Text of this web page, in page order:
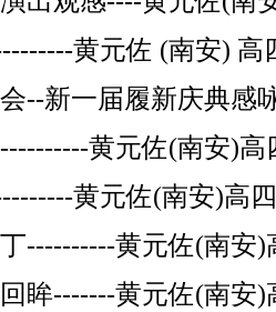
黄元佐 (南安)
--新一届履新庆典感
黄元佐(南安)
黄元佐(南安)高
----------黄元佐(南安
眸-------黄元佐(南安